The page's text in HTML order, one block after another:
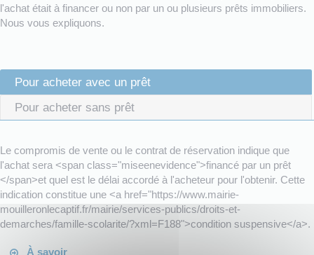
l'achat était à financer ou non par un ou plusieurs prêts immobiliers.
Nous vous expliquons.
Pour acheter avec un prêt
Pour acheter sans prêt
Le compromis de vente ou le contrat de réservation indique que
l'achat sera <span class="miseenevidence">financé par un prêt
</span>et quel est le délai accordé à l'acheteur pour l'obtenir. Cette
indication constitue une <a href="https://www.mairie-
mouilleronlecaptif.fr/mairie/services-publics/droits-et-
demarches/famille-scolarite/?xml=F188">condition suspensive</a>.
À savoir